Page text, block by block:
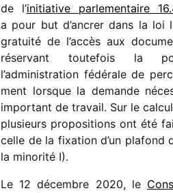
de l’initia­tive parle­men­taire
a pour but d’ancrer dans la loi
gratuité de l’accès aux
réser­vant toute­fois la
l’administration fédé­rale de
ment lorsque la demande
impor­tant de travail. Sur le calcul
plusieurs propo­si­tions ont été
celle de la fixa­tion d’un plafond
la mino­rité I).
Le 12 décembre 2020, le